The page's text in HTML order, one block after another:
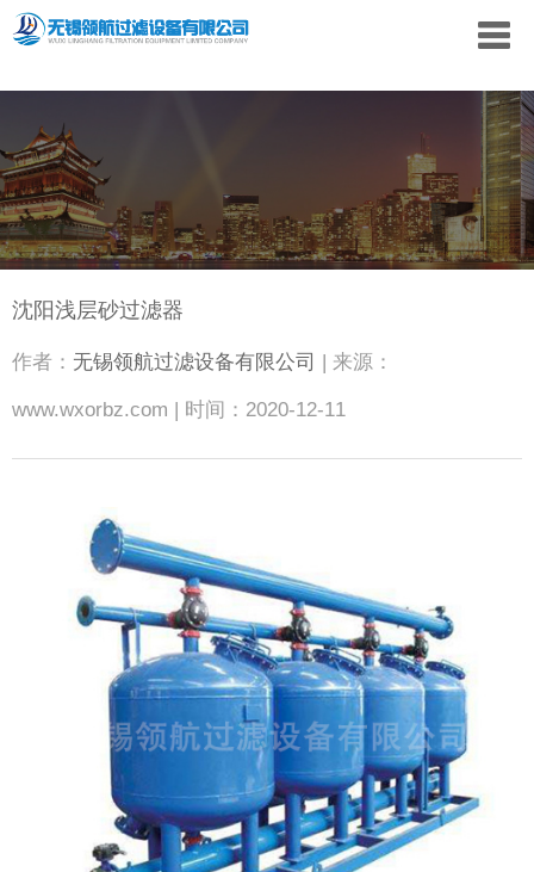
沈阳浅层砂过滤器
作者： 无锡领航过滤设备有限公司 | 来源：
www.wxorbz.com | 时间：2020-12-11